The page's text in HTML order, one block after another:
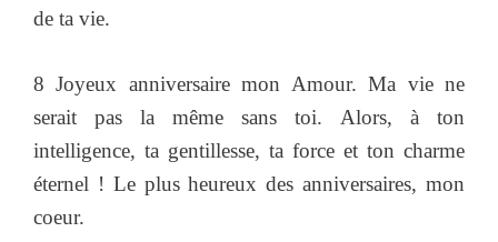
de ta vie.
8 Joyeux anniversaire mon Amour. Ma vie ne
serait pas la même sans toi. Alors, à ton
intelligence, ta gentillesse, ta force et ton charme
éternel ! Le plus heureux des anniversaires, mon
coeur.